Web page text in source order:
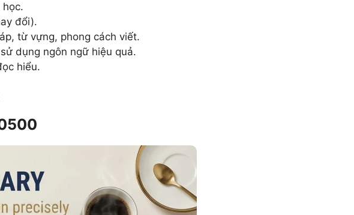
đổi).
từ vựng, phong cách viết.
dụng ngôn ngữ hiệu quả.
hiểu.